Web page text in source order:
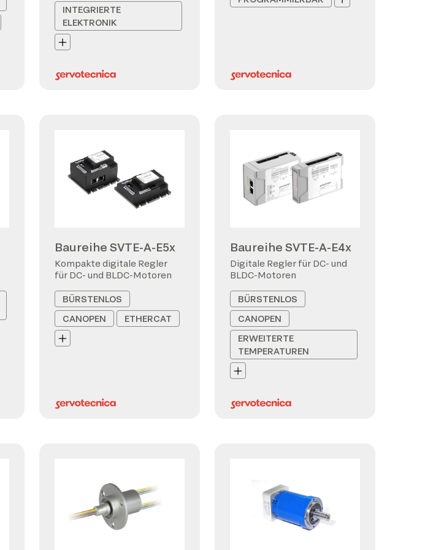
INTEGRIERTE
ELEKTRONIK
Baureihe SVTE-A-E5x
Kompakte digitale Regler
für DC- und BLDC-Motoren
BÜRSTENLOS
CANOPEN
ETHERCAT
Baureihe SVTE-A-E4x
Digitale Regler für DC- und
BLDC-Motoren
BÜRSTENLOS
CANOPEN
ERWEITERTE
TEMPERATUREN